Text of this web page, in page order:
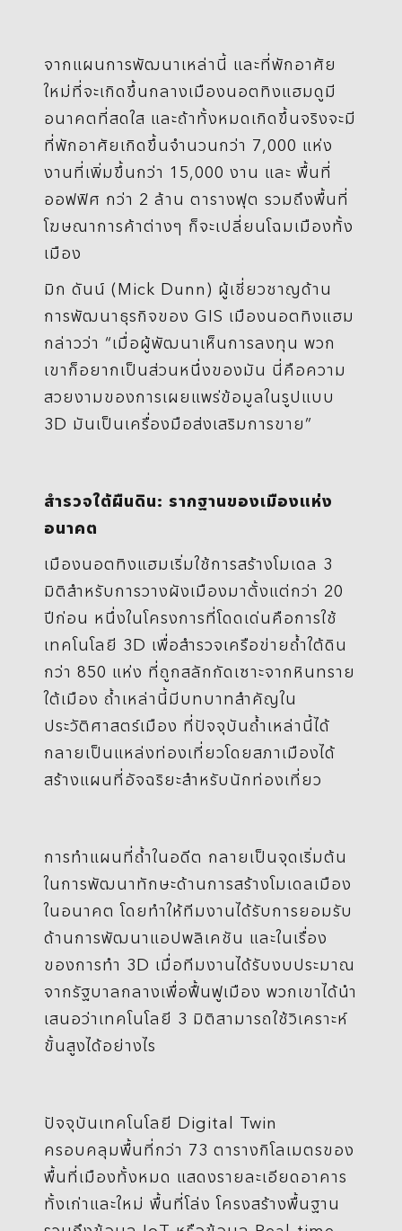
จากแผนการพัฒนาเหล่านี้ และที่พักอาศัย
ใหม่ที่จะเกิดขึ้นกลางเมืองนอตทิงแฮมดูมี
อนาคตที่สดใส และถ้าทั้งหมดเกิดขึ้นจริงจะมี
ที่พักอาศัยเกิดขึ้นจำนวนกว่า 7,000 แห่ง
งานที่เพิ่มขึ้นกว่า 15,000 งาน และ พื้นที่
ออฟฟิศ กว่า 2 ล้าน ตารางฟุต รวมถึงพื้นที่
โฆษณาการค้าต่างๆ ก็จะเปลี่ยนโฉมเมืองทั้ง
เมือง
มิก ดันน์ (Mick Dunn) ผู้เชี่ยวชาญด้าน
การพัฒนาธุรกิจของ GIS เมืองนอตทิงแฮม
กล่าวว่า “เมื่อผู้พัฒนาเห็นการลงทุน พวก
เขาก็อยากเป็นส่วนหนึ่งของมัน นี่คือความ
สวยงามของการเผยแพร่ข้อมูลในรูปแบบ
3D มันเป็นเครื่องมือส่งเสริมการขาย”
สำรวจใต้ผืนดิน: รากฐานของเมืองแห่ง
อนาคต
เมืองนอตทิงแฮมเริ่มใช้การสร้างโมเดล 3
มิติสำหรับการวางผังเมืองมาตั้งแต่กว่า 20
ปีก่อน หนึ่งในโครงการที่โดดเด่นคือการใช้
เทคโนโลยี 3D เพื่อสำรวจเครือข่ายถ้ำใต้ดิน
กว่า 850 แห่ง ที่ถูกสลักกัดเซาะจากหินทราย
ใต้เมือง ถ้ำเหล่านี้มีบทบาทสำคัญใน
ประวัติศาสตร์เมือง ที่ปัจจุบันถ้ำเหล่านี้ได้
กลายเป็นแหล่งท่องเที่ยวโดยสภาเมืองได้
สร้างแผนที่อัจฉริยะสำหรับนักท่องเที่ยว
การทำแผนที่ถ้ำในอดีต กลายเป็นจุดเริ่มต้น
ในการพัฒนาทักษะด้านการสร้างโมเดลเมือง
ในอนาคต โดยทำให้ทีมงานได้รับการยอมรับ
ด้านการพัฒนาแอปพลิเคชัน และในเรื่อง
ของการทำ 3D เมื่อทีมงานได้รับงบประมาณ
จากรัฐบาลกลางเพื่อฟื้นฟูเมือง พวกเขาได้นำ
เสนอว่าเทคโนโลยี 3 มิติสามารถใช้วิเคราะห์
ขั้นสูงได้อย่างไร
ปัจจุบันเทคโนโลยี Digital Twin
ครอบคลุมพื้นที่กว่า 73 ตารางกิโลเมตรของ
พื้นที่เมืองทั้งหมด แสดงรายละเอียดอาคาร
ทั้งเก่าและใหม่ พื้นที่โล่ง โครงสร้างพื้นฐาน